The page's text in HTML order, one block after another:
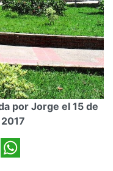
por Jorge el 15 de